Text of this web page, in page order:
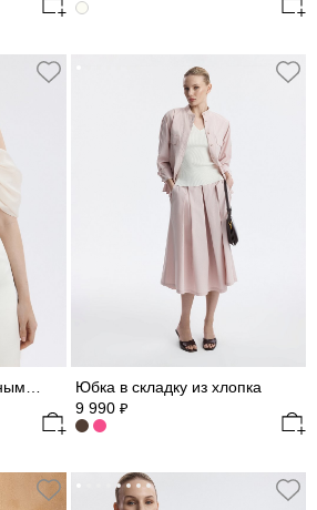
Мини-платье со съемными рукавами из шифона
Юбка в складку из хлопка
9 990 ₽